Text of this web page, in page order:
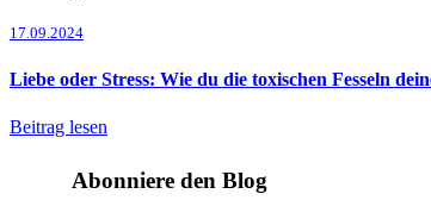
17.09.2024
Liebe oder Stress: Wie du die toxischen Fesseln
Beitrag lesen
Abonniere den Blog